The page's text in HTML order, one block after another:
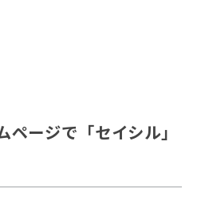
ージで「セイシル」